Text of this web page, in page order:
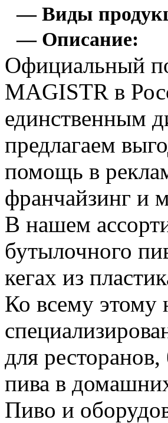
— Виды
— Описание:
Официальный
MAGISTR в
единственным
предлагаем
помощь в
франчайзинг и
В нашем
бутылочного
кегах из
Ко всему этому
для
пива в
Пиво и